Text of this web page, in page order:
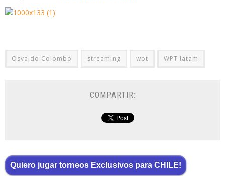
Osvaldo Colombo streaming wpt WPT latam
COMPARTIR:
Quiero jugar torneos Exclusivos para CHILE!